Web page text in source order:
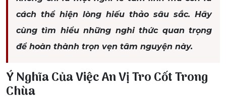
cách thể hiện lòng hiếu thảo sâu sắc. Hãy
cùng tìm hiểu những nghi thức quan trọng
để hoàn thành trọn vẹn tâm nguyện này.
Ý Nghĩa Của Việc An Vị Tro Cốt Trong
Chùa